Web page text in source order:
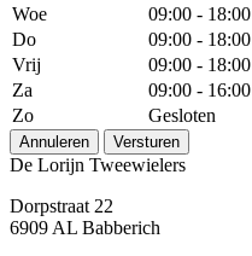
Woe
09:00 - 18:00
Do
09:00 - 18:00
Vrij
09:00 - 18:00
Za
09:00 - 16:00
Zo
Gesloten
Annuleren Versturen
De Lorijn Tweewielers
Dorpstraat 22
6909 AL Babberich